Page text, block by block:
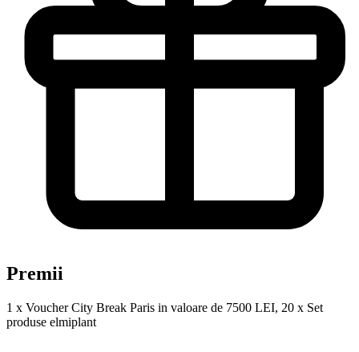
Premii
1 x Voucher City Break Paris in valoare de 7500 LEI, 20 x Set
produse elmiplant